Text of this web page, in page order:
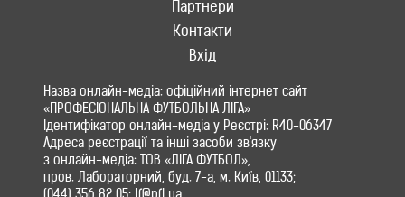
Партнери
Контакти
Вхід
Назва онлайн-медіа: офіційний інтернет сайт
«ПРОФЕСІОНАЛЬНА ФУТБОЛЬНА ЛІГА»
Ідентифікатор онлайн-медіа у Реєстрі: R40-06347
Адреса реєстрації та інші засоби зв'язку
з онлайн-медіа: ТОВ «ЛІГА ФУТБОЛ»,
пров. Лабораторний, буд. 7-а, м. Київ, 01133;